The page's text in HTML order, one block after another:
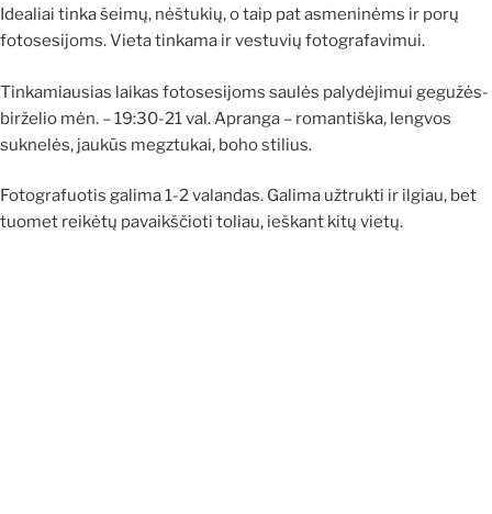
Idealiai tinka šeimų, nėštukių, o taip pat asmeninėms ir porų
fotosesijoms. Vieta tinkama ir vestuvių fotografavimui.
Tinkamiausias laikas fotosesijoms saulės palydėjimui gegužės-
birželio mėn. – 19:30-21 val. Apranga – romantiška, lengvos
suknelės, jaukūs megztukai, boho stilius.
Fotografuotis galima 1-2 valandas. Galima užtrukti ir ilgiau, bet
tuomet reikėtų pavaikščioti toliau, ieškant kitų vietų.